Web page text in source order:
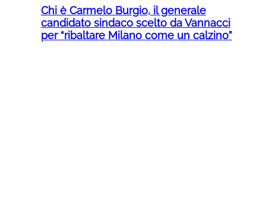
Chi è Carmelo Burgio, il generale
candidato sindaco scelto da Vannacci
per “ribaltare Milano come un calzino”